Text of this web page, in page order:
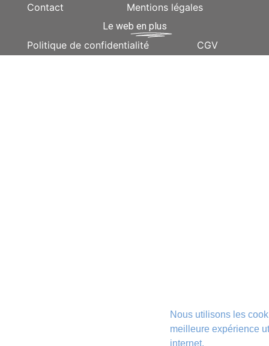
Nous utilisons les
meilleure expérience
internet.
Contact Mentions légales
Le web en plus
Politique de confidentialité CGV